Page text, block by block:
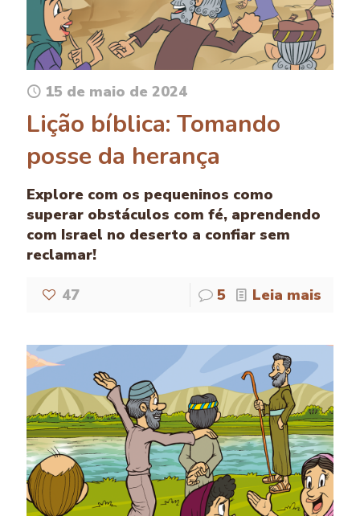
15 de maio de 2024
Lição bíblica: Tomando
posse da herança
Explore com os pequeninos como
superar obstáculos com fé, aprendendo
com Israel no deserto a confiar sem
reclamar!
47 5 Leia mais